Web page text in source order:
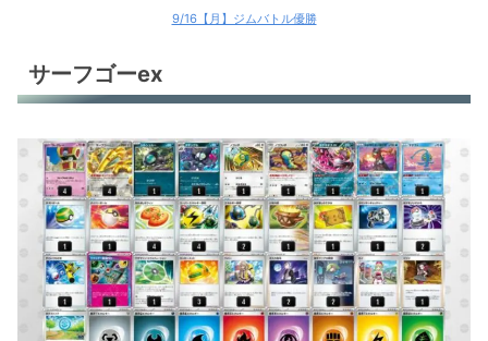
9/16【月】ジムバトル優勝
サーフゴーex